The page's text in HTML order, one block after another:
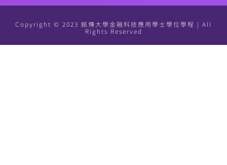
Copyright © 2023 銘傳大學金融科技應用學士學位學程 | All
Rights Reserved